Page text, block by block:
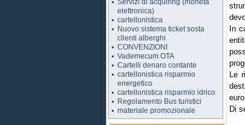
Servizi di acquiring (moneta
elettronica)
cartellonistica
Nuovo sistema ticket sosta
clienti alberghi
CONVENZIONI
Vademecum OTA
Cartelli denaro contante
cartellonistica risparmio
energetico
cartellonistica risparmio idrico
Regolamento Bus turistici
materiale promozionale
In
Le
Di